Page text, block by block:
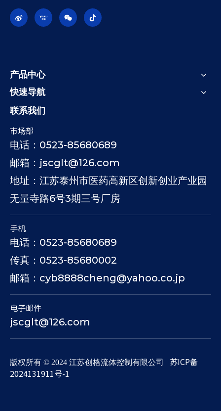
产品中心
快速导航
联系我们
市场部
电话：0523-85680689
邮箱：jscglt@126.com
地址：江苏泰州市医药高新区创新创业产业园
无量寺路6号3期三号厂房
手机
电话：0523-85680689
传真：0523-85680002
邮箱：cyb8888cheng@yahoo.co.jp
电子邮件
jscglt@126.com
​版权所有 © 2024 江苏创格流体控制有限公司 苏ICP备
2024131911号-1